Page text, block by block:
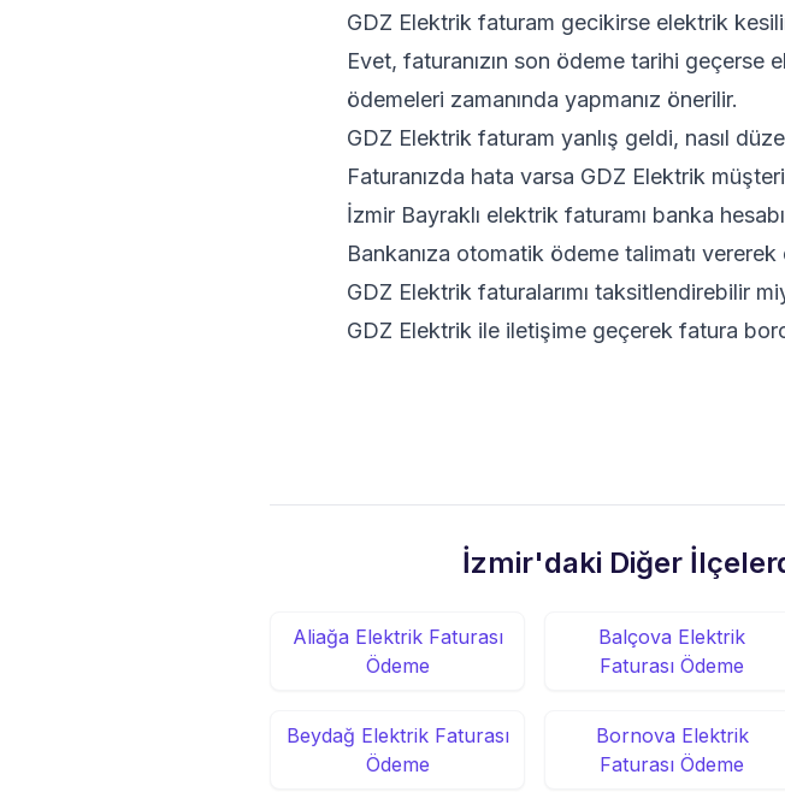
GDZ Elektrik faturam gecikirse elektrik
Evet, faturanızın son ödeme tarihi
ödemeleri zamanında yapmanız önerilir.
GDZ Elektrik faturam yanlış geldi, nasıl
Faturanızda hata varsa GDZ Elektrik
İzmir Bayraklı elektrik faturamı banka
Bankanıza otomatik ödeme talimatı
GDZ Elektrik faturalarımı taksitlendirebilir
GDZ Elektrik ile iletişime geçerek fatura
İzmir'daki Diğer
Aliağa Elektrik Faturası
Ödeme
Balçova Elektrik
Faturası Ödeme
Beydağ Elektrik Faturası
Ödeme
Bornova Elektrik
Faturası Ödeme